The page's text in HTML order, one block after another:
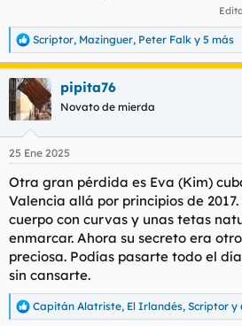
R
e
a
c
c
i
e
:
Scriptor, Mazinguer, Peter Falk y 5 más
pipita76
Novato de mierda
25 Ene 2025
Otra gran pérdida es Eva (Kim)
Valencia allá por principios de
cuerpo con curvas y unas tetas
enmarcar. Ahora su secreto era
preciosa. Podías pasarte todo el
sin cansarte.
R
Capitán Alatriste, El Irlandés, Scriptor y